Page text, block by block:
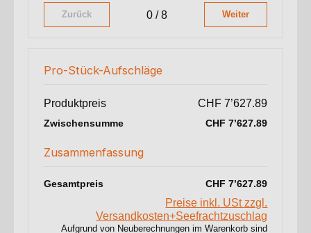
Zurück 0 / 8 Weiter
Pro-Stück-Aufschläge
Produktpreis CHF 7’627.89
Zwischensumme CHF 7’627.89
Zusammenfassung
Gesamtpreis CHF 7’627.89
Preise inkl. USt zzgl.
Versandkosten+Seefrachtzuschlag
Aufgrund von Neuberechnungen im Warenkorb sind